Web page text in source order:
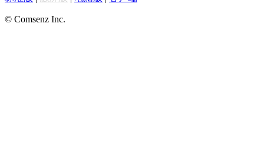
© Comsenz Inc.